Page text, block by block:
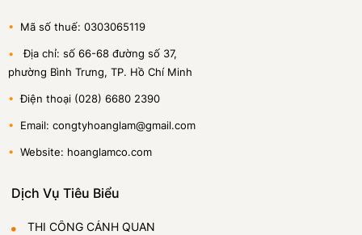
• Mã số thuế: 0303065119
• Địa chỉ: số 66-68 đường số 37,
phường Bình Trưng, TP. Hồ Chí Minh
• Điện thoại (028) 6680 2390
• Email: congtyhoanglam@gmail.com
• Website: hoanglamco.com
Dịch Vụ Tiêu Biểu
THI CÔNG CẢNH QUAN